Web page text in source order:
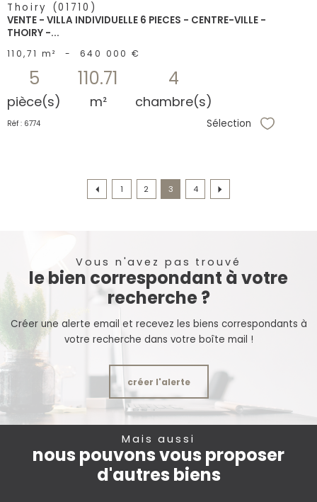
Thoiry (01710)
VENTE - VILLA INDIVIDUELLE 6 PIECES - CENTRE-VILLE -
THOIRY -...
110,71 m² - 640 000 €
5
pièce(s)
110.71
m²
4
chambre(s)
Réf : 6774 Sélection
1 2 3 4
Vous n'avez pas trouvé
le bien correspondant à votre
recherche ?
Créer une alerte email et recevez les biens correspondants à
votre recherche dans votre boîte mail !
créer l'alerte
Mais aussi
nous pouvons vous proposer
d'autres biens